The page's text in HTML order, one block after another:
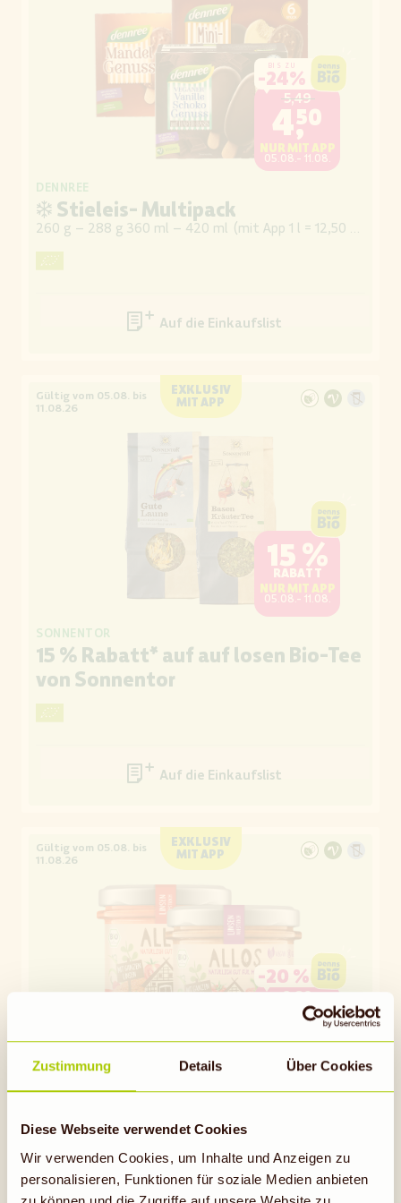
Zustimmung Details Über Cookies
Diese Webseite verwendet Cookies
Wir verwenden Cookies, um Inhalte und Anzeigen zu
personalisieren, Funktionen für soziale Medien anbieten
BIS ZU
-24%
5,49
4,50
NUR MIT APP
05.08.- 11.08.
DENNREE
❄ Stieleis- Multipack
260 g – 288 g 360 ml – 420 ml (mit App 1 l = 12,50 / 10,71
Auf die Einkaufsliste
EXKLUSIV
MIT APP
Gültig vom 05.08. bis
11.08.26
15 %
RABATT
NUR MIT APP
05.08.- 11.08.
SONNENTOR
15 % Rabatt* auf auf losen Bio-Tee
von Sonnentor
Auf die Einkaufsliste
EXKLUSIV
MIT APP
Gültig vom 05.08. bis
11.08.26
-20 %
2,89
2,25
NUR MIT APP
05.08.- 11.08.
je 140 g (mit App 1 kg = 16,07)